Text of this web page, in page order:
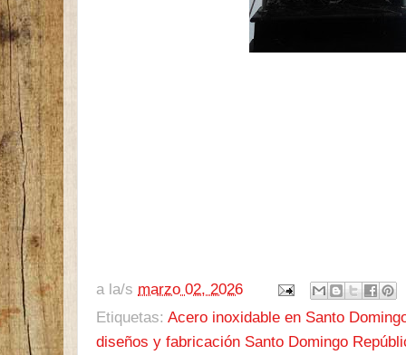
a la/s marzo 02, 2026
Etiquetas: Acero inoxidable en Santo
diseños y fabricación Santo Domingo